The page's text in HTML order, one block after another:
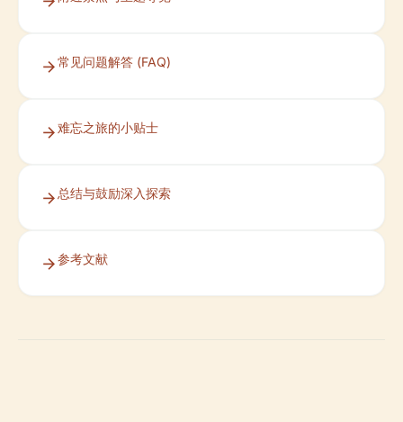
常见问题解答 (FAQ)
难忘之旅的小贴士
总结与鼓励深入探索
参考文献